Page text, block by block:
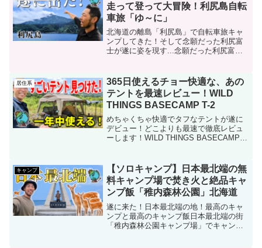
走って登って大冒険！利尻島自転
車旅「ゆ～に」
北海道の離島「利尻島」で自転車旅キャ
ンプしてきた！そして念願だった利尻富
士が遂に姿を現す...念願だった利尻富士
「沓形岬公園」でキャンプ日本最北の島
でトラブル！「緑ヶ丘公...
居住系
365日使えるチョー快適な、あの
テントを最速レビュー！WILD
THINGS BASECAMP T-2
めちゃくちゃ快適でタフなテントが遂に
デビュー！どこよりも最速で徹底レビュ
ーします！WILD THINGS BASECAMP T-
ライシート）...
キャンプ
【ソロキャンプ】日本最北端の無
料キャンプ場で焚き火と絶品キャ
ンプ飯「稚内森林公園」北海道
遂に来た！日本最北端の地！最高のキャ
ンプと最高のキャンプ飯日本最北端の街
「稚内森林公園キャンプ場」でキャンプ